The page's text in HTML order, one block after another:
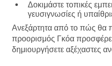
Δοκιμάστε τοπικές
γευσιγνωσίες ή
Ανεξάρτητα από το πώς θα
προορισμός Γκόα προσφέρει
δημιουργήσετε αξέχαστες